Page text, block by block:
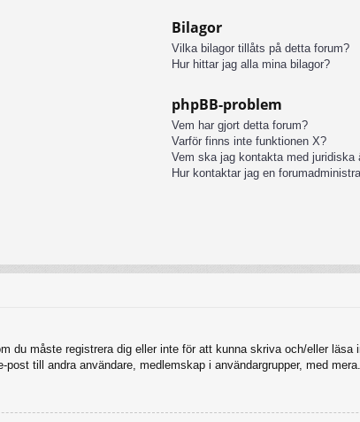
Bilagor
Vilka bilagor tillåts på detta forum?
Hur hittar jag alla mina bilagor?
phpBB-problem
Vem har gjort detta forum?
Varför finns inte funktionen X?
Vem ska jag kontakta med juridiska
Hur kontaktar jag en
du måste registrera dig eller inte för att kunna skriva och/eller
till andra användare, medlemskap i användargrupper, med